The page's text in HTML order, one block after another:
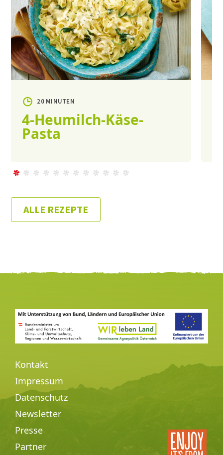
20 MINUTEN
4-Heumilch-Käse-
Pasta
ALLE REZEPTE
Kontakt
Impressum
Datenschutz
Newsletter
Presse
Partner